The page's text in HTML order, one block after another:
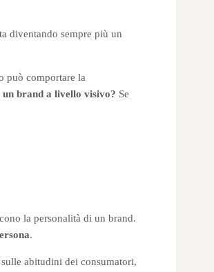
diventando sempre più un
può comportare la
brand a livello visivo? Se
la personalità di un brand.
.
abitudini dei consumatori,